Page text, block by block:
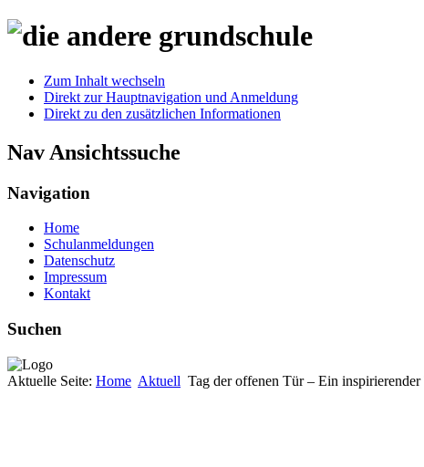
Zum Inhalt wechseln
Direkt zur Hauptnavigation und Anmeldung
Direkt zu den zusätzlichen Informationen
Nav Ansichtssuche
Navigation
Home
Schulanmeldungen
Datenschutz
Impressum
Kontakt
Suchen
Aktuelle Seite: Home Aktuell Tag der offenen Tür – Ein inspirierender